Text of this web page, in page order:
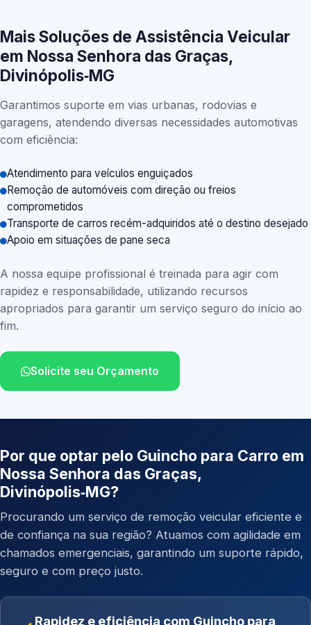
Mais Soluções de Assistência Veicular
em Nossa Senhora das Graças,
Divinópolis‑MG
Garantimos suporte em vias urbanas, rodovias e
garagens, atendendo diversas necessidades automotivas
com eficiência:
Atendimento para veículos enguiçados
Remoção de automóveis com direção ou freios
comprometidos
Transporte de carros recém-adquiridos até o destino desejado
Apoio em situações de pane seca
A nossa equipe profissional é treinada para agir com
rapidez e responsabilidade, utilizando recursos
apropriados para garantir um serviço seguro do início ao
fim.
Solicite seu Orçamento
Por que optar pelo Guincho para Carro em
Nossa Senhora das Graças,
Divinópolis‑MG?
Procurando um serviço de remoção veicular eficiente e
de confiança na sua região? Atuamos com agilidade em
chamados emergenciais, garantindo um suporte rápido,
seguro e com preço justo.
Rapidez e eficiência com Guincho para